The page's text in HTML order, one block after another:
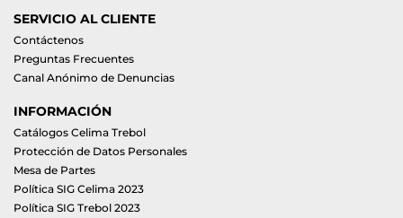
SERVICIO AL CLIENTE
Contáctenos
Preguntas Frecuentes
Canal Anónimo de Denuncias
INFORMACIÓN
Catálogos Celima Trebol
Protección de Datos Personales
Mesa de Partes
Política SIG Celima 2023
Política SIG Trebol 2023